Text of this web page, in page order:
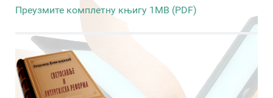
Преузмите комплетну књигу 1MB (PDF)